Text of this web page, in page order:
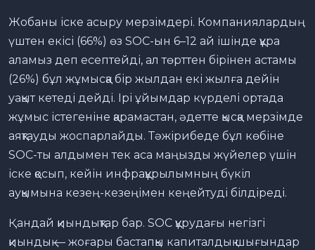
Жобаны іске асыру мерзімдері. Компаниялардың
үштен екісі (66%) өз SOC-ын 6–12 ай ішінде құра
аламыз деп есептейді, ал төрттен бірінен астамы
(26%) бұл жұмысқа бір жылдан екі жылға дейін
уақыт кетеді дейді. Ірі ұйымдар күрделі ортада
жұмыс істегеніне қарамастан, әдетте қысқа мерзімде
аяқтауды жоспарлайды. Тәжірибеде бұл көбіне
SOC-ты алдымен тек аса маңызды жүйелер үшін
іске қосып, кейін инфрақұрылымның бүкіл
ауқымына кезең-кезеңімен кеңейтуді білдіреді.
Қандай қиындықтар бар. SOC құрудағы негізгі
қиындық — жоғары бастапқы капиталдық шығындар